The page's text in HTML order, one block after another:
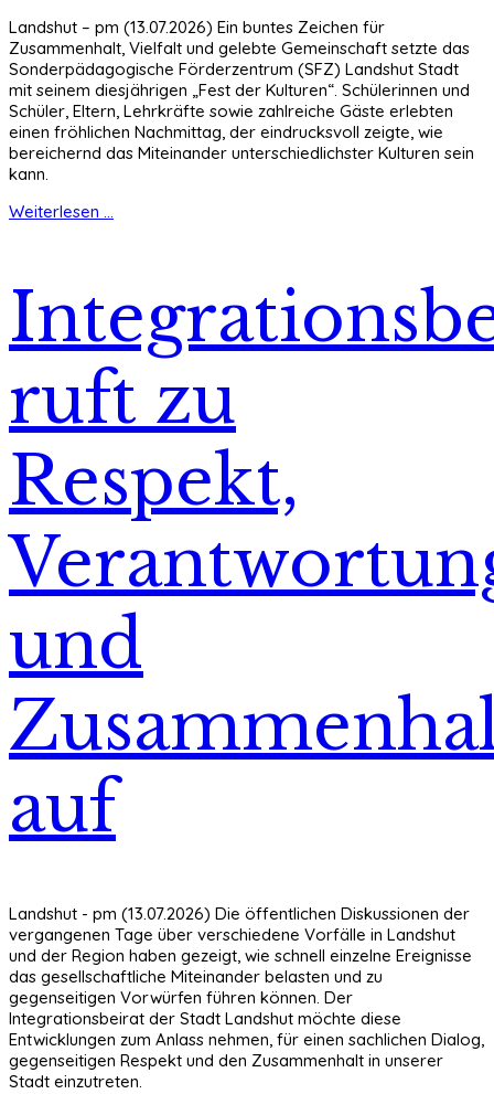
Landshut – pm (13.07.2026) Ein buntes Zeichen für
Zusammenhalt, Vielfalt und gelebte Gemeinschaft setzte das
Sonderpädagogische Förderzentrum (SFZ) Landshut Stadt
mit seinem diesjährigen „Fest der Kulturen“. Schülerinnen und
Schüler, Eltern, Lehrkräfte sowie zahlreiche Gäste erlebten
einen fröhlichen Nachmittag, der eindrucksvoll zeigte, wie
bereichernd das Miteinander unterschiedlichster Kulturen sein
kann.
Weiterlesen ...
ruft zu
Respekt,
und
auf
Landshut - pm (13.07.2026) Die öffentlichen Diskussionen der
vergangenen Tage über verschiedene Vorfälle in Landshut
und der Region haben gezeigt, wie schnell einzelne Ereignisse
das gesellschaftliche Miteinander belasten und zu
gegenseitigen Vorwürfen führen können. Der
Integrationsbeirat der Stadt Landshut möchte diese
Entwicklungen zum Anlass nehmen, für einen sachlichen Dialog,
gegenseitigen Respekt und den Zusammenhalt in unserer
Stadt einzutreten.